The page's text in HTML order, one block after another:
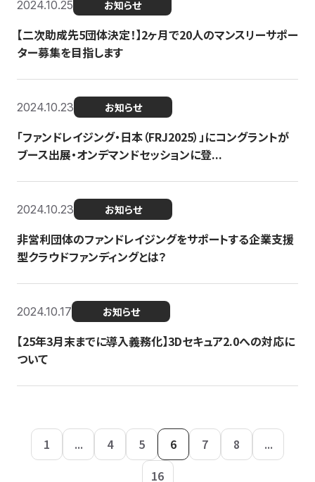
2024.10.25 お知らせ
【二次助成先5団体決定！】2ヶ月で20人のマンスリーサポー
ター募集を目指します
2024.10.23 お知らせ
「ファンドレイジング・日本（FRJ2025）」にコングラントが
ブース出展・オンデマンドセッションに登...
2024.10.23 お知らせ
非営利団体のファンドレイジングをサポートする企業支援
型クラウドファンディングとは？
2024.10.17 お知らせ
【25年3月末までに導入義務化】3Dセキュア2.0への対応に
ついて
1 ... 4 5 6 7 8
...
16